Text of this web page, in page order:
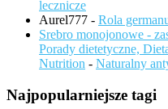
lecznicze
Aurel777 - Rola
Srebro monojonowe -
Porady dietetyczne,
Nutrition - Naturalny
Najpopularniejsze tagi